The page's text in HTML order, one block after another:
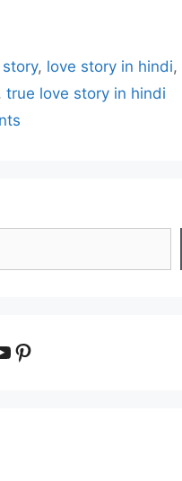
, love story in hindi,
, true love story in hindi
Pinterest